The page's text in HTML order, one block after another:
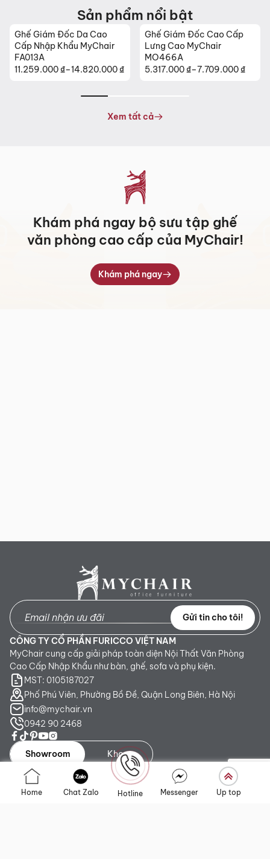
Sản phẩm nổi bật
Ghế Giám Đốc Da Cao
Cấp Nhập Khẩu MyChair
FA013A
11.259.000₫–14.820.000₫
Khoảng
Ghế Giám Đốc Cao Cấp
Lưng Cao MyChair
MO466A
5.317.000₫–7.709.000₫
Khoảng
5.317.000 ₫
Xem tất cả
Khám phá ngay bộ sưu tập ghế
văn phòng cao cấp của MyChair!
Khám phá ngay
Gửi tin cho tôi!
CÔNG TY CỔ PHẦN FURICCO VIỆT NAM
MyChair cung cấp giải pháp toàn diện Nội Thất Văn Phòng
Cao Cấp Nhập Khẩu như bàn, ghế, sofa và phụ kiện.
MST: 0105187027
Phố Phú Viên, Phường Bồ Đề, Quận Long Biên, Hà Nội
info@mychair.vn
0942 90 2468
Showroom Kho
Showroom TP. HCM:
Số 345 - 347 Trần Phú, phường An
Home Chat Zalo Hotline Messenger Up top